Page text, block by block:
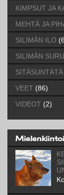
KIMPSUT JA
MEHTÄ JA
SILIMÄN ILO
SILIMÄN SURU
SITÄSUNTÄTÄ
VEET (86)
VIDEOT (2)